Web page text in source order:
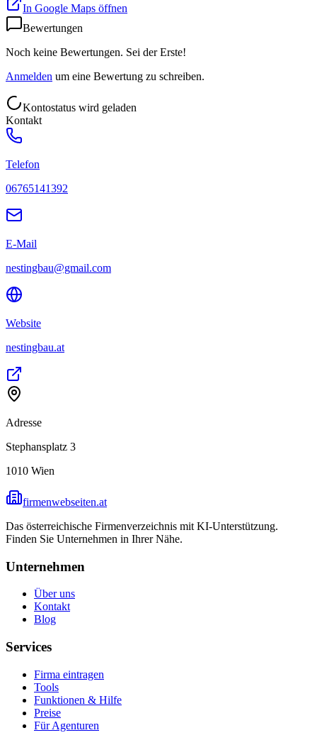
In Google Maps öffnen
Bewertungen
Noch keine Bewertungen. Sei der Erste!
Anmelden um eine Bewertung zu schreiben.
Kontostatus wird geladen
Kontakt
Telefon
06765141392
E-Mail
nestingbau@gmail.com
Website
nestingbau.at
Adresse
Stephansplatz 3
1010 Wien
firmenwebseiten.at
Das österreichische Firmenverzeichnis mit KI-Unterstützung.
Finden Sie Unternehmen in Ihrer Nähe.
Unternehmen
Über uns
Kontakt
Blog
Services
Firma eintragen
Tools
Funktionen & Hilfe
Preise
Für Agenturen